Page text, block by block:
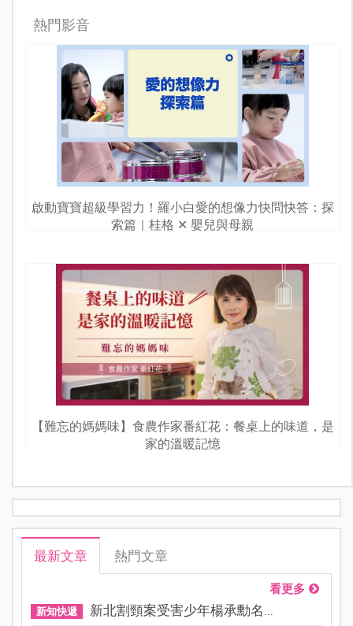
熱門影音
啟動寶寶超級學習力！羅小白愛的想像力快問快答：探
索篇｜桂格 ✕ 嬰兒與母親
【難忘的媽媽味】食農作家番紅花：餐桌上的味道，是
家的溫暖記憶
最新文章 熱門文章
看更多
新知快遞 新北割頸案受害少年楊承勳名...